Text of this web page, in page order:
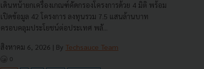
เดินหน้ายกเครื่องเกณฑ์คัดกรองโครงการด้วย 4 มิติ พร้อม
เปิดข้อมูล 42 โครงการ ลงทุนรวม 7.5 แสนล้านบาท
ครอบคลุมประโยชน์ต่อประเทศ พลั...
สิงหาคม 6, 2026 | By Techsauce Team
0